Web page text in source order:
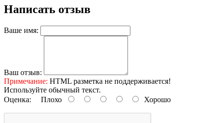
Написать отзыв
Ваше имя:
Ваш отзыв:
Примечание: HTML разметка не поддерживается!
Используйте обычный текст.
Оценка: Плохо Хорошо